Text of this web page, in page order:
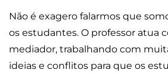
Não é exagero falarmos que
os estudantes. O professor atua
mediador, trabalhando com
ideias e conflitos para que os